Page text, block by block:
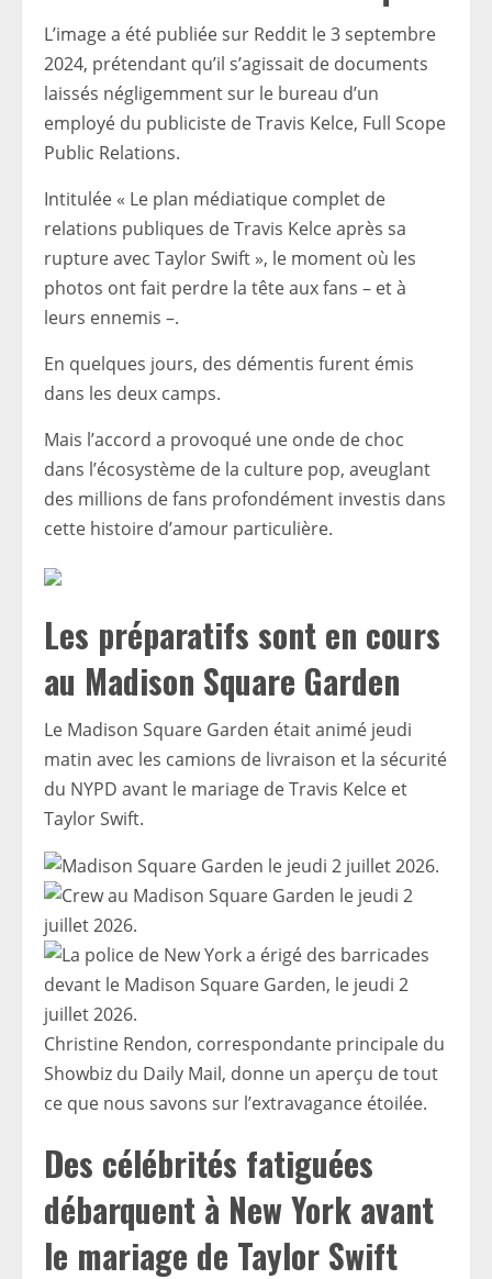
L’image a été publiée sur Reddit le 3 septembre
2024, prétendant qu’il s’agissait de documents
laissés négligemment sur le bureau d’un
employé du publiciste de Travis Kelce, Full Scope
Public Relations.
Intitulée « Le plan médiatique complet de
relations publiques de Travis Kelce après sa
rupture avec Taylor Swift », le moment où les
photos ont fait perdre la tête aux fans – et à
leurs ennemis –.
En quelques jours, des démentis furent émis
dans les deux camps.
Mais l’accord a provoqué une onde de choc
dans l’écosystème de la culture pop, aveuglant
des millions de fans profondément investis dans
cette histoire d’amour particulière.
Les préparatifs sont en cours
au Madison Square Garden
Le Madison Square Garden était animé jeudi
matin avec les camions de livraison et la sécurité
du NYPD avant le mariage de Travis Kelce et
Taylor Swift.
Christine Rendon, correspondante principale du
Showbiz du Daily Mail, donne un aperçu de tout
ce que nous savons sur l’extravagance étoilée.
Des célébrités fatiguées
débarquent à New York avant
le mariage de Taylor Swift